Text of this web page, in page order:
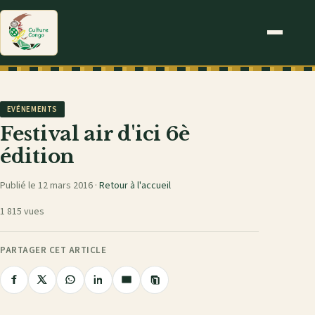
EVÉNEMENTS
Festival air d'ici 6è
édition
Publié le 12 mars 2016 · Retour à l'accueil
1 815 vues
PARTAGER CET ARTICLE
PartagerPartagerPartagerPartagerPartager
Copier
le